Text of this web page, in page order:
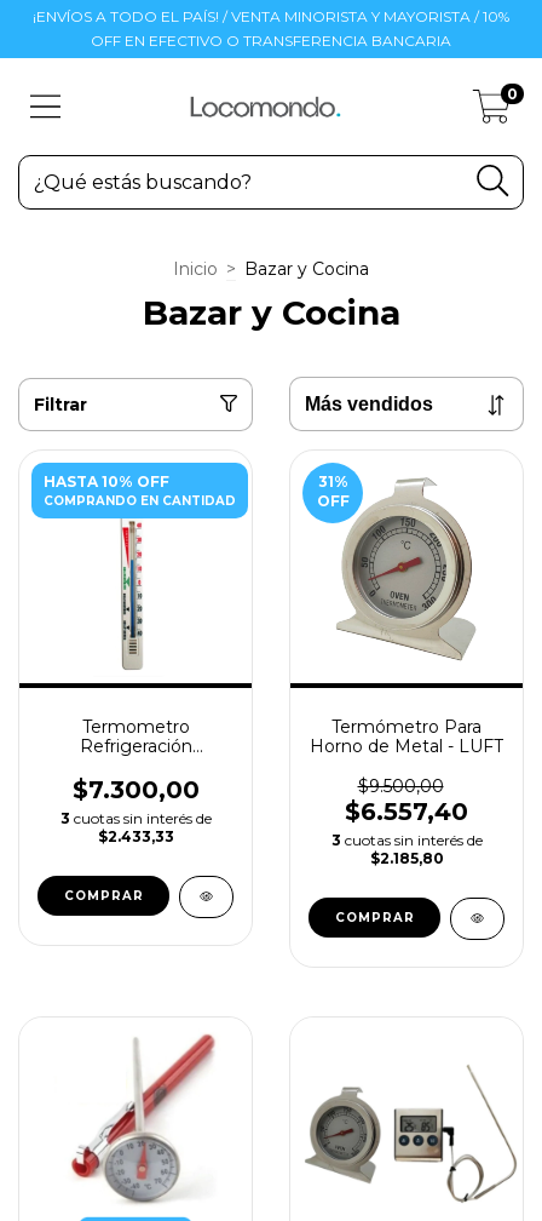
¡ENVÍOS A TODO EL PAÍS! / VENTA MINORISTA Y MAYORISTA / 10%
OFF EN EFECTIVO O TRANSFERENCIA BANCARIA
0
Inicio > Bazar y Cocina
Bazar y Cocina
Filtrar
HASTA 10% OFF
COMPRANDO EN CANTIDAD
Termometro
Refrigeración
$7.300,00
3 cuotas sin interés de
$2.433,33
31%
OFF
Termómetro Para
Horno de Metal - LUFT
$9.500,00
$6.557,40
3 cuotas sin interés de
$2.185,80